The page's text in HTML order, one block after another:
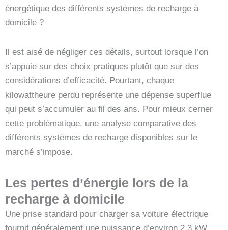
énergétique des différents systèmes de recharge à
domicile ?
Il est aisé de négliger ces détails, surtout lorsque l’on
s’appuie sur des choix pratiques plutôt que sur des
considérations d’efficacité. Pourtant, chaque
kilowattheure perdu représente une dépense superflue
qui peut s’accumuler au fil des ans. Pour mieux cerner
cette problématique, une analyse comparative des
différents systèmes de recharge disponibles sur le
marché s’impose.
Les pertes d’énergie lors de la
recharge à domicile
Une prise standard pour charger sa voiture électrique
fournit généralement une puissance d’environ 2,3 kW.